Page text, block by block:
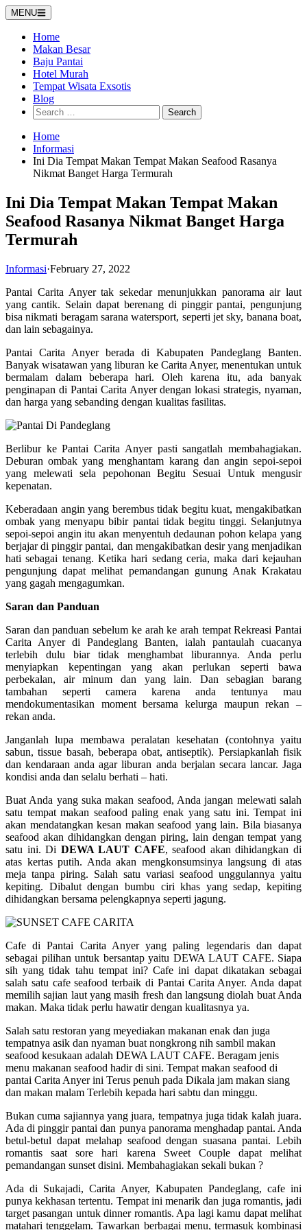
Skip
to
content
MENU
Home
Makan Besar
Baju Pantai
Hotel Murah
Tempat Wisata Exsotis
Blog
Search
for:
Home
Informasi
Ini Dia Tempat Makan Tempat Makan Seafood Rasanya
Nikmat Banget Harga Termurah
Ini Dia Tempat Makan Tempat Makan
Seafood Rasanya Nikmat Banget Harga
Termurah
Informasi·February 27, 2022
Pantai Carita Anyer tak sekedar menunjukkan panorama air laut
yang cantik. Selain dapat berenang di pinggir pantai, pengunjung
bisa nikmati beragam sarana watersport, seperti jet sky, banana boat,
dan lain sebagainya.
Pantai Carita Anyer berada di Kabupaten Pandeglang Banten.
Banyak wisatawan yang liburan ke Carita Anyer, menentukan untuk
bermalam dalam beberapa hari. Oleh karena itu, ada banyak
penginapan di Pantai Carita Anyer dengan lokasi strategis, nyaman,
dan harga yang sebanding dengan kualitas fasilitas.
Berlibur ke Pantai Carita Anyer pasti sangatlah membahagiakan.
Deburan ombak yang menghantam karang dan angin sepoi-sepoi
yang melewati sela pepohonan Begitu Sesuai Untuk mengusir
kepenatan.
Keberadaan angin yang berembus tidak begitu kuat, mengakibatkan
ombak yang menyapu bibir pantai tidak begitu tinggi. Selanjutnya
sepoi-sepoi angin itu akan menyentuh dedaunan pohon kelapa yang
berjajar di pinggir pantai, dan mengakibatkan desir yang menjadikan
hati sebagai tenang. Ketika hari sedang ceria, maka dari kejauhan
pengunjung dapat melihat pemandangan gunung Anak Krakatau
yang gagah mengagumkan.
Saran dan Panduan
Saran dan panduan sebelum ke arah ke arah tempat Rekreasi Pantai
Carita Anyer di Pandeglang Banten, ialah pantaulah cuacanya
terlebih dulu biar tidak menghambat liburannya. Anda perlu
menyiapkan kepentingan yang akan perlukan seperti bawa
perbekalan, air minum dan yang lain. Dan sebagian barang
tambahan seperti camera karena anda tentunya mau
mendokumentasikan moment bersama kelurga maupun rekan –
rekan anda.
Janganlah lupa membawa peralatan kesehatan (contohnya yaitu
sabun, tissue basah, beberapa obat, antiseptik). Persiapkanlah fisik
dan kendaraan anda agar liburan anda berjalan secara lancar. Jaga
kondisi anda dan selalu berhati – hati.
Buat Anda yang suka makan seafood, Anda jangan melewati salah
satu tempat makan seafood paling enak yang satu ini. Tempat ini
akan mendatangkan kesan makan seafood yang lain. Bila biasanya
seafood akan dihidangkan dengan piring, lain dengan tempat yang
satu ini. Di DEWA LAUT CAFE, seafood akan dihidangkan di
atas kertas putih. Anda akan mengkonsumsinya langsung di atas
meja tanpa piring. Salah satu variasi seafood unggulannya yaitu
kepiting. Dibalut dengan bumbu ciri khas yang sedap, kepiting
dihidangkan bersama pelengkapnya seperti jagung.
Cafe di Pantai Carita Anyer yang paling legendaris dan dapat
sebagai pilihan untuk bersantap yaitu DEWA LAUT CAFE. Siapa
sih yang tidak tahu tempat ini? Cafe ini dapat dikatakan sebagai
salah satu cafe seafood terbaik di Pantai Carita Anyer. Anda dapat
memilih sajian laut yang masih fresh dan langsung diolah buat Anda
makan. Maka tidak perlu hawatir dengan kualitasnya ya.
Salah satu restoran yang meyediakan makanan enak dan juga
tempatnya asik dan nyaman buat nongkrong nih sambil makan
seafood kesukaan adalah DEWA LAUT CAFE. Beragam jenis
menu makanan seafood hadir di sini. Tempat makan seafood di
pantai Carita Anyer ini Terus penuh pada Dikala jam makan siang
dan makan malam Terlebih kepada hari sabtu dan minggu.
Bukan cuma sajiannya yang juara, tempatnya juga tidak kalah juara.
Ada di pinggir pantai dan punya panorama menghadap pantai. Anda
betul-betul dapat melahap seafood dengan suasana pantai. Lebih
romantis saat sore hari karena Sweet Couple dapat melihat
pemandangan sunset disini. Membahagiakan sekali bukan ?
Ada di Sukajadi, Carita Anyer, Kabupaten Pandeglang, cafe ini
punya kekhasan tertentu. Tempat ini menarik dan juga romantis, jadi
target pasangan untuk dinner romantis. Apa lagi kamu dapat melihat
matahari tenggelam. Tawarkan berbagai menu, termasuk kombinasi